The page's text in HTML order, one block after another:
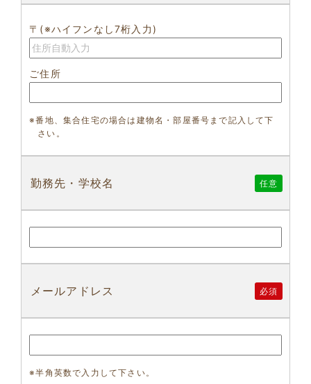
〒(※ハイフンなし7桁入力)
ご住所
※番地、集合住宅の場合は建物名・部屋番号まで記入して下
さい。
勤務先・学校名 任意
メールアドレス 必須
※半角英数で入力して下さい。